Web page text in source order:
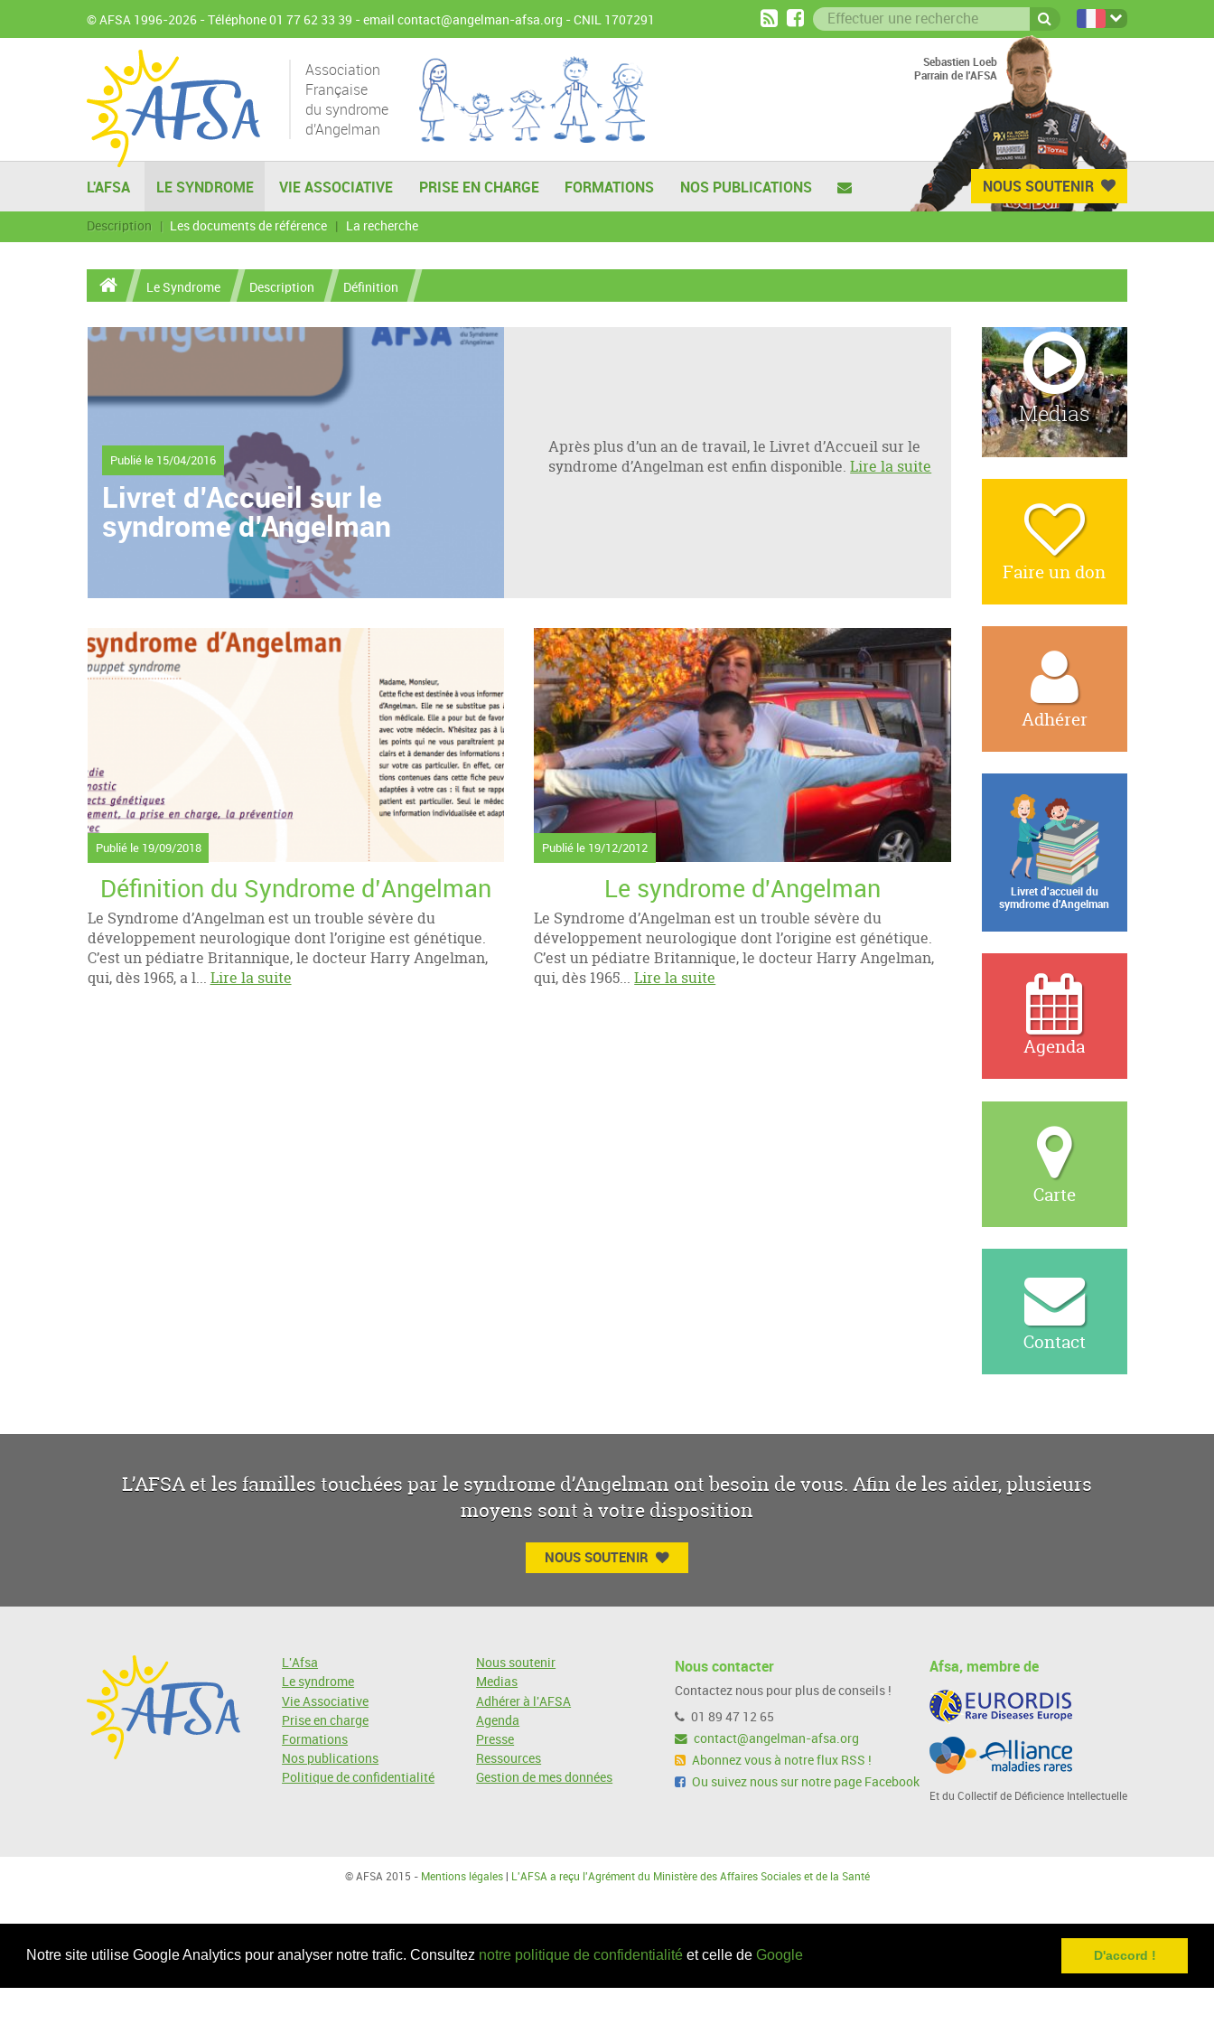
Notre site utilise Google Analytics pour analyser notre trafic. Consultez notre politique de confidentialitéet celle de Google D'accord !
© AFSA 1996-2026 - Téléphone 01 77 62 33 39 -email contact@angelman-afsa.org - CNIL 1707291
Association
Française
du syndrome
d'Angelman
L'AFSA LE SYNDROME VIE ASSOCIATIVE PRISE EN CHARGE FORMATIONS NOS PUBLICATIONS NOUS SOUTENIR
Sebastien Loeb
Parrain de l'AFSA
Description Les documents de référence La recherche
Le Syndrome Description Définition
Medias
Faire un don
Adhérer
Livret d'accueil du
symdrome d'Angelman
Agenda
Carte
Contact
Publié le 15/04/2016
Livret d’Accueil sur le
syndrome d’Angelman
Après plus d’un an de travail, le Livret d’Accueil sur le
syndrome d’Angelman est enfin disponible.Lire la suite
Publié le 19/09/2018
Définition du Syndrome d’Angelman
Le Syndrome d’Angelman est un trouble sévère du
développement neurologique dont l’origine est génétique.
C’est un pédiatre Britannique, le docteur Harry Angelman,
qui, dès 1965, a l... Lire la suite
Publié le 19/12/2012
Le syndrome d'Angelman
Le Syndrome d’Angelman est un trouble sévère du
développement neurologique dont l’origine est génétique.
C’est un pédiatre Britannique, le docteur Harry Angelman,
qui, dès 1965... Lire la suite
L’AFSA et les familles touchées par le syndrome d’Angelman ont besoin de vous. Afin de les aider, plusieurs
moyens sont à votre disposition
NOUS SOUTENIR
L'Afsa
Le syndrome
Vie Associative
Prise en charge
Formations
Nos publications
Politique de confidentialité
Nous soutenir
Medias
Adhérer à l'AFSA
Agenda
Presse
Ressources
Gestion de mes données
Nous contacter
Contactez nous pour plus de conseils !
01 89 47 12 65
contact@angelman-afsa.org
Abonnez vous à notre flux RSS !
Ou suivez nous sur notre page Facebook
Afsa, membre de
Et du Collectif de Déficience Intellectuelle
© AFSA 2015 - Mentions légales| L'AFSA a reçu l'Agrément du Ministère des Affaires Sociales et de la Santé